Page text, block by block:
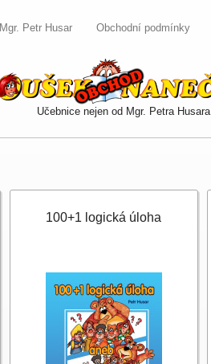
Mgr. Petr Husar Obchodní podmínky
Učebnice nejen od Mgr. Petra Husara
100+1 logická úloha